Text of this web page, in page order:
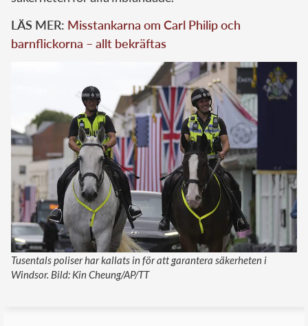
LÄS MER: Misstankarna om Carl Philip och
barnflickorna – allt bekräftas
Tusentals poliser har kallats in för att garantera säkerheten i
Windsor. Bild: Kin Cheung/AP/TT